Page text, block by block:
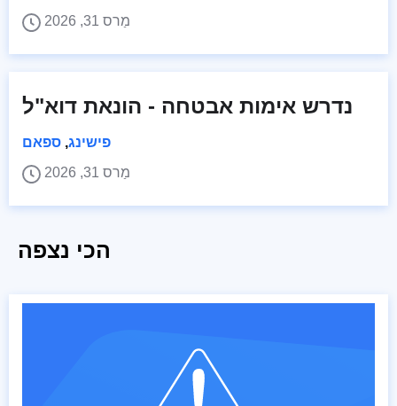
מַרס 31, 2026
נדרש אימות אבטחה - הונאת דוא"ל
פישינג, ספאם
מַרס 31, 2026
הכי נצפה